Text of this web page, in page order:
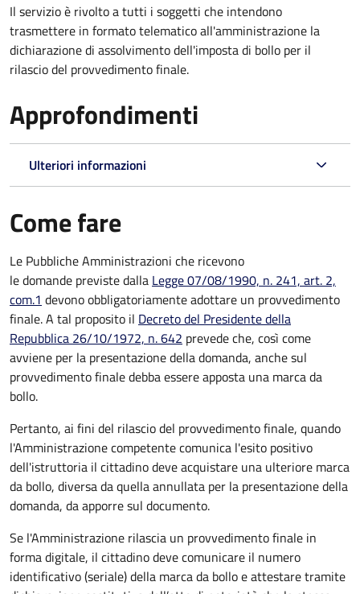
Il servizio è rivolto a tutti i soggetti che intendono
trasmettere in formato telematico all'amministrazione la
dichiarazione di assolvimento dell'imposta di bollo per il
rilascio del provvedimento finale.
Approfondimenti
Ulteriori informazioni
Come fare
Le Pubbliche Amministrazioni che ricevono
le domande previste dalla Legge 07/08/1990, n. 241, art. 2,
com.1 devono obbligatoriamente adottare un provvedimento
finale. A tal proposito il Decreto del Presidente della
Repubblica 26/10/1972, n. 642 prevede che, così come
avviene per la presentazione della domanda, anche sul
provvedimento finale debba essere apposta una marca da
bollo.
Pertanto, ai fini del rilascio del provvedimento finale, quando
l'Amministrazione competente comunica l'esito positivo
dell'istruttoria il cittadino deve acquistare una ulteriore marca
da bollo, diversa da quella annullata per la presentazione della
domanda, da apporre sul documento.
Se l'Amministrazione rilascia un provvedimento finale in
forma digitale, il cittadino devecomunicare il numero
identificativo (seriale) della marca da bollo e attestare tramite